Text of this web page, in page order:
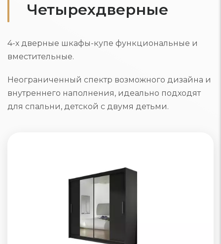
Четырехдверные
4-х дверные шкафы-купе функциональные и
вместительные.
Неограниченный спектр возможного дизайна и
внутреннего наполнения, идеально подходят
для спальни, детской с двумя детьми.